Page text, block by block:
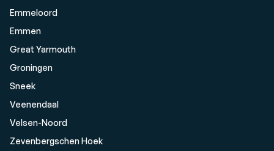
Emmeloord
Emmen
Great Yarmouth
Groningen
Sneek
Veenendaal
Velsen-Noord
Zevenbergschen Hoek